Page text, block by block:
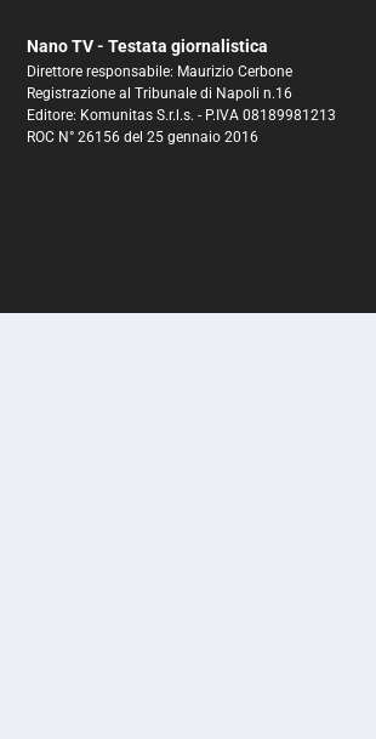
Nano TV - Testata giornalistica
Direttore responsabile: Maurizio Cerbone
Registrazione al Tribunale di Napoli n.16
Editore: Komunitas S.r.l.s. - P.IVA 08189981213
ROC N° 26156 del 25 gennaio 2016